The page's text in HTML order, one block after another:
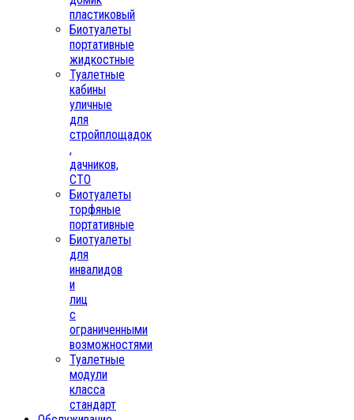
пластиковый
Биотуалеты
портативные
жидкостные
Туалетные
кабины
уличные
для
стройплощадок
,
дачников,
СТО
Биотуалеты
торфяные
портативные
Биотуалеты
для
инвалидов
и
лиц
с
ограниченными
возможностями
Туалетные
модули
класса
стандарт